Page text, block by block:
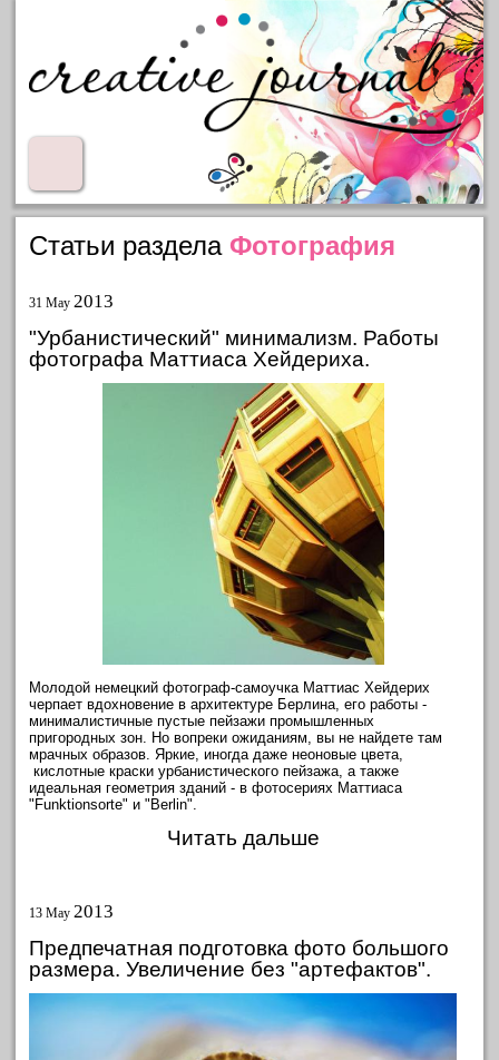
Статьи разделаФотография
31 May2013
"Урбанистический" минимализм. Работы
фотографа Маттиаса Хейдериха.
Молодой немецкий фотограф-самоучка Маттиас Хейдерих
черпает вдохновение в архитектуре Берлина, его работы -
минималистичные пустые пейзажи промышленных
пригородных зон. Но вопреки ожиданиям, вы не найдете там
мрачных образов. Яркие, иногда даже неоновые цвета,
кислотные краски урбанистического пейзажа, а также
идеальная геометрия зданий - в фотосериях Маттиаса
"Funktionsorte" и "Berlin".
Читать дальше
13 May2013
Предпечатная подготовка фото большого
размера. Увеличение без "артефактов".